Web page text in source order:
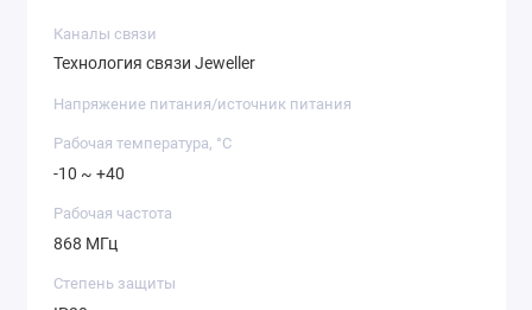
Каналы связи
Технология связи Jeweller
Напряжение питания/источник питания
Рабочая температура, °C
-10 ~ +40
Рабочая частота
868 МГц
Степень защиты